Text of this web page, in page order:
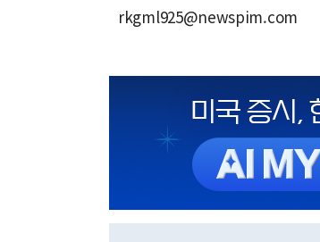
rkgml925@newspim.com